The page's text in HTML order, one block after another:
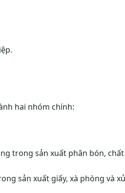
hai nhóm chính:
trong sản xuất phân bón,
sản xuất giấy, xà phòng và